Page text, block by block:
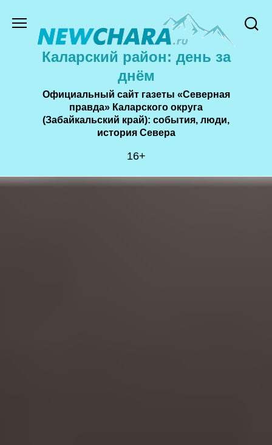
содержанию
Каларский район: день за
днём
Официальный сайт газеты «Северная
правда» Каларского округа
(Забайкальский край): события, люди,
история Cевера
16+